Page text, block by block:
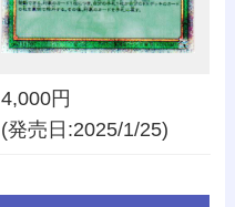
4,000円
(発売日:2025/1/25)